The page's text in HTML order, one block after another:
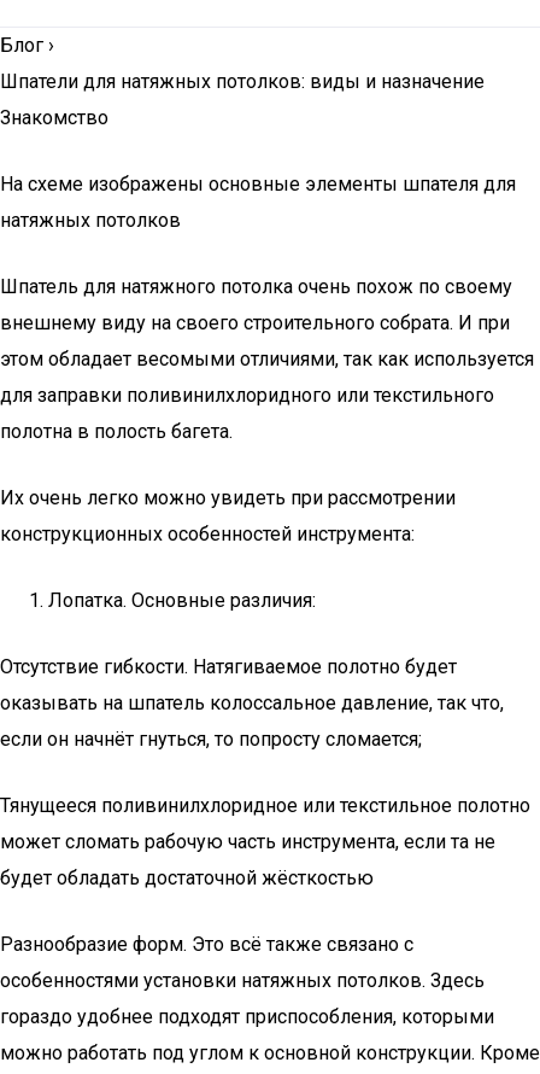
Блог ›
Шпатели для натяжных потолков: виды и назначение
Знакомство
На схеме изображены основные элементы шпателя для
натяжных потолков
Шпатель для натяжного потолка очень похож по своему
внешнему виду на своего строительного собрата. И при
этом обладает весомыми отличиями, так как используется
для заправки поливинилхлоридного или текстильного
полотна в полость багета.
Их очень легко можно увидеть при рассмотрении
конструкционных особенностей инструмента:
Лопатка. Основные различия:
Отсутствие гибкости. Натягиваемое полотно будет
оказывать на шпатель колоссальное давление, так что,
если он начнёт гнуться, то попросту сломается;
Тянущееся поливинилхлоридное или текстильное полотно
может сломать рабочую часть инструмента, если та не
будет обладать достаточной жёсткостью
Разнообразие форм. Это всё также связано с
особенностями установки натяжных потолков. Здесь
гораздо удобнее подходят приспособления, которыми
можно работать под углом к основной конструкции. Кроме